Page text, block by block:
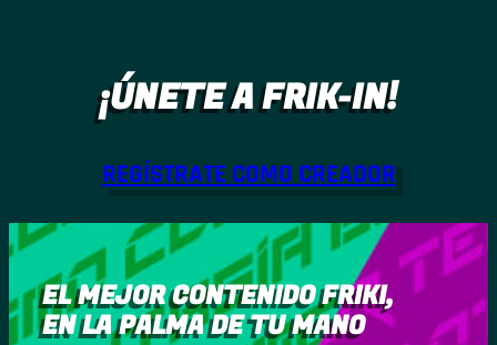
¡ÚNETE A FRIK-IN!
REGÍSTRATE COMO CREADOR
EL MEJOR CONTENIDO FRIKI,
EN LA PALMA DE TU MANO